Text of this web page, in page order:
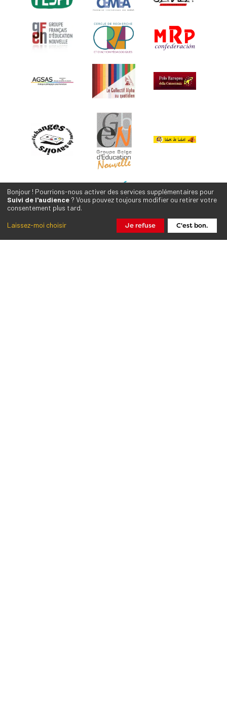
Bonjour ! Pourrions-nous activer des services supplémentaires pour
Suivi de l'audience ? Vous pouvez toujours modifier ou retirer votre
consentement plus tard.
Laissez-moi choisir Je refuse C'est bon.